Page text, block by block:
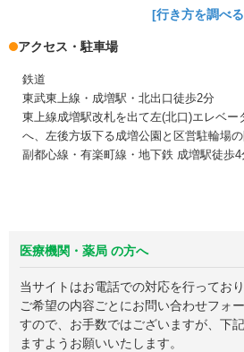
[行き方を調べ
アクセス・駐車場
鉄道
東武東上線・成増駅・北出口徒歩2分
東上線成増駅改札を出て左(北口)エレベー
へ、左後方坂下る成増公園と区営駐輪場
副都心線・有楽町線・地下鉄 成増駅徒歩4
医療機関・薬局 の方へ
当サイトはお電話での対応を行っており
ご希望の内容ごとにお問い合わせフォ
すので、お手数ではございますが、下
ますようお願いいたします。